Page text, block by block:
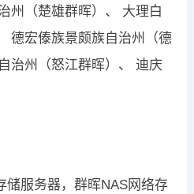
州（楚雄群晖）、 大理白
德宏傣族景颇族自治州（德
治州（怒江群晖）、 迪庆
储服务器，群晖NAS网络存